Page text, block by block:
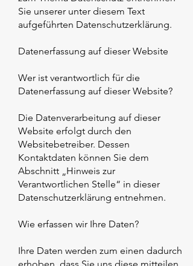
Sie unserer unter diesem Text
aufgeführten Datenschutzerklärung.
Datenerfassung auf dieser Website
Wer ist verantwortlich für die
Datenerfassung auf dieser Website?
Die Datenverarbeitung auf dieser
Website erfolgt durch den
Websitebetreiber. Dessen
Kontaktdaten können Sie dem
Abschnitt „Hinweis zur
Verantwortlichen Stelle“ in dieser
Datenschutzerklärung entnehmen.
Wie erfassen wir Ihre Daten?
Ihre Daten werden zum einen dadurch